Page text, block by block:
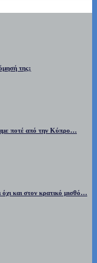
της;
ποτέ από την Κύπρο…
και στον κρατικό μισθό…